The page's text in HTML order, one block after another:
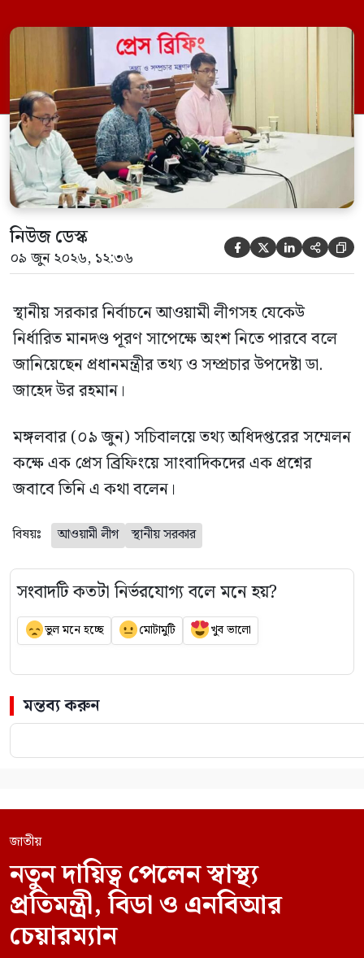
সম্মেলন কক্ষে এক প্রেস ব্রিফিংয়ে সাংবাদিকদের
এক প্রশ্নের জবাবে তিনি এ কথা বলেন।
নিউজ ডেস্ক
০৯ জুন ২০২৬, ১২:৩৬     
স্থানীয় সরকার নির্বাচনে আওয়ামী লীগসহ যেকেউ
নির্ধারিত মানদণ্ড পূরণ সাপেক্ষে অংশ নিতে পারবে বলে
জানিয়েছেন প্রধানমন্ত্রীর তথ্য ও সম্প্রচার উপদেষ্টা ডা.
জাহেদ উর রহমান।
মঙ্গলবার (০৯ জুন) সচিবালয়ে তথ্য অধিদপ্তরের সম্মেলন
কক্ষে এক প্রেস ব্রিফিংয়ে সাংবাদিকদের এক প্রশ্নের
জবাবে তিনি এ কথা বলেন।
বিষয়ঃ আওয়ামী লীগ স্থানীয় সরকার
সংবাদটি কতটা নির্ভরযোগ্য বলে মনে হয়?
ভুল মনে হচ্ছে মোটামুটি খুব ভালো
মন্তব্য করুন
জাতীয়
নতুন দায়িত্ব পেলেন স্বাস্থ্য
প্রতিমন্ত্রী, বিডা ও এনবিআর
চেয়ারম্যান